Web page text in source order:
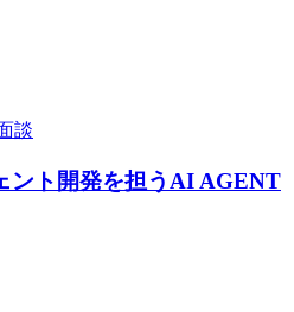
談
ント開発を担うAI AGENT